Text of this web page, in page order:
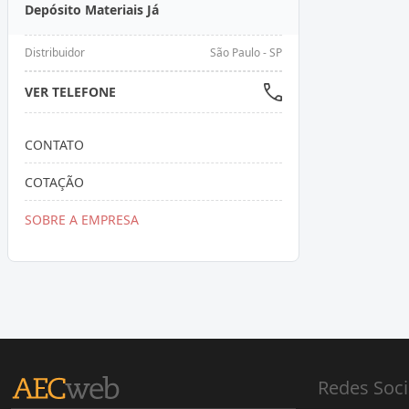
Depósito Materiais Já
Distribuidor São Paulo - SP
VER TELEFONE
CONTATO
COTAÇÃO
SOBRE A EMPRESA
Redes